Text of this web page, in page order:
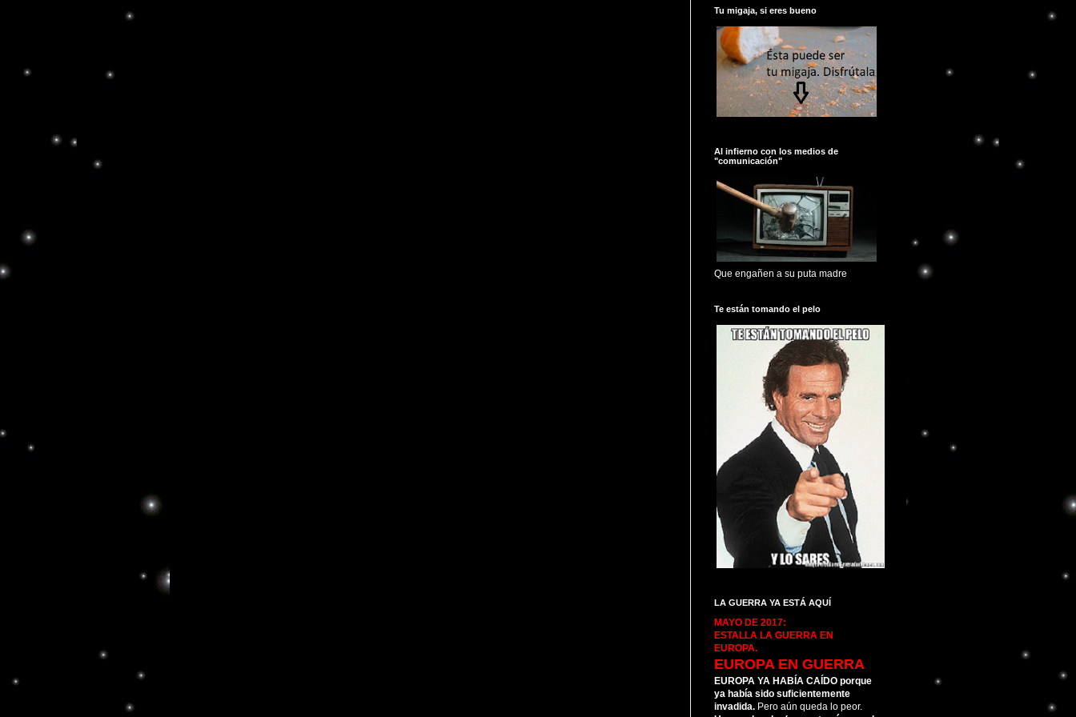
Tu migaja, si eres bueno
Al infierno con los medios de
"comunicación"
Que engañen a su puta madre
Te están tomando el pelo
LA GUERRA YA ESTÁ AQUÍ
MAYO DE 2017:
ESTALLA LA GUERRA EN
EUROPA.
EUROPA EN GUERRA
EUROPA YA HABÍA CAÍDO porque
ya había sido suficientemente
invadida. Pero aún queda lo peor.